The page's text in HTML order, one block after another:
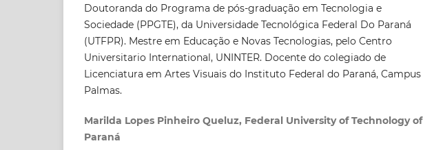
Doutoranda do Programa de pós-graduação em Tecnologia e
Sociedade (PPGTE), da Universidade Tecnológica Federal Do Paraná
(UTFPR). Mestre em Educação e Novas Tecnologias, pelo Centro
Universitario International, UNINTER. Docente do colegiado de
Licenciatura em Artes Visuais do Instituto Federal do Paraná, Campus
Palmas.
Marilda Lopes Pinheiro Queluz, Federal University of Technology of
Paraná